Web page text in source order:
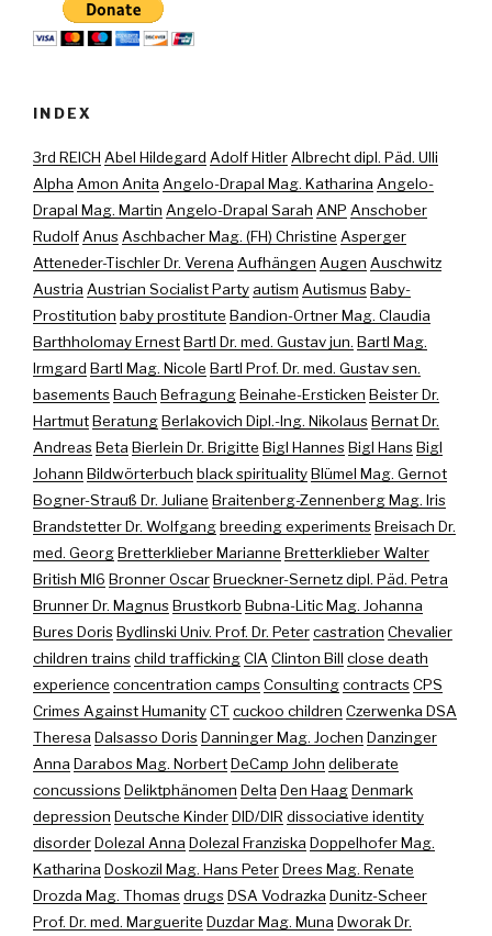
INDEX
3rd REICH Abel Hildegard Adolf HitlerAlbrecht dipl. Päd. Ulli
Alpha Amon Anita Angelo-Drapal Mag. Katharina Angelo-
Drapal Mag. Martin Angelo-Drapal Sarah ANP Anschober
RudolfAnusAschbacher Mag. (FH) Christine Asperger
Atteneder-Tischler Dr. Verena Aufhängen Augen Auschwitz
Austria Austrian Socialist Party autism AutismusBaby-
Prostitution baby prostitute Bandion-Ortner Mag. Claudia
Barthholomay ErnestBartl Dr. med. Gustav jun. Bartl Mag.
Irmgard Bartl Mag. Nicole Bartl Prof. Dr. med. Gustav sen.
basementsBauch BefragungBeinahe-Ersticken Beister Dr.
HartmutBeratungBerlakovich Dipl.-Ing. NikolausBernat Dr.
AndreasBeta Bierlein Dr. Brigitte Bigl HannesBigl HansBigl
Johann Bildwörterbuch black spiritualityBlümel Mag. Gernot
Bogner-Strauß Dr. Juliane Braitenberg-Zennenberg Mag. Iris
Brandstetter Dr. Wolfgangbreeding experimentsBreisach Dr.
med. GeorgBretterklieber Marianne Bretterklieber Walter
British MI6 Bronner OscarBrueckner-Sernetz dipl. Päd. Petra
Brunner Dr. MagnusBrustkorb Bubna-Litic Mag. Johanna
Bures DorisBydlinski Univ. Prof. Dr. Petercastration Chevalier
children trainschild traffickingCIA Clinton Bill close death
experience concentration campsConsultingcontractsCPS
Crimes Against HumanityCT cuckoo children Czerwenka DSA
Theresa Dalsasso DorisDanninger Mag. Jochen Danzinger
Anna Darabos Mag. NorbertDeCamp John deliberate
concussionsDeliktphänomen Delta Den HaagDenmark
depression Deutsche KinderDID/DIR dissociative identity
disorderDolezal Anna Dolezal Franziska Doppelhofer Mag.
Katharina Doskozil Mag. Hans PeterDrees Mag. Renate
Drozda Mag. ThomasdrugsDSA Vodrazka Dunitz-Scheer
Prof. Dr. med. Marguerite Duzdar Mag. Muna Dworak Dr.